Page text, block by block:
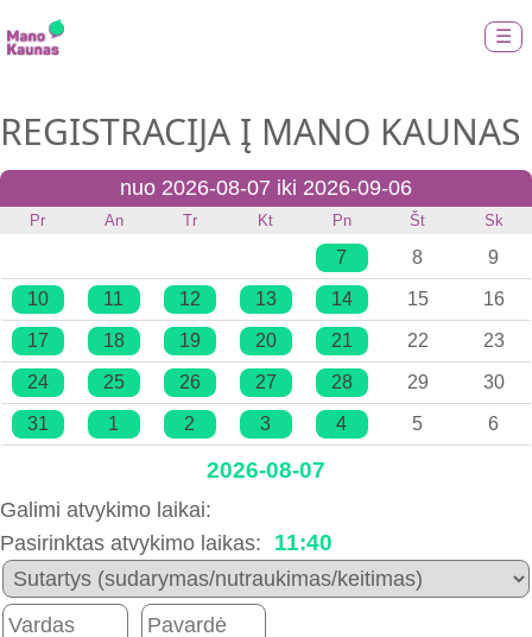
☰
REGISTRACIJA Į MANO KAUNAS
nuo 2026-08-07 iki 2026-09-06
Pr An Tr Kt Pn Št Sk
7 8 9
10 11 12 13 14 15 16
17 18 19 20 21 22 23
24 25 26 27 28 29 30
31 1 2 3 4 5 6
2026-08-07
Galimi atvykimo laikai:
Pasirinktas atvykimo laikas:
11:40